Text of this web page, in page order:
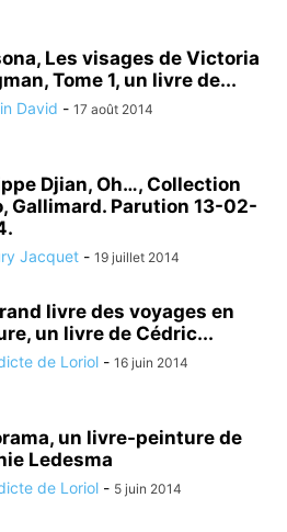
Les visages de Victoria
Tome 1, un livre de...
David - 17 août 2014
Djian, Oh…, Collection
Gallimard. Parution 13-02-
Jacquet - 19 juillet 2014
livre des voyages en
un livre de Cédric...
de Loriol - 16 juin 2014
un livre-peinture de
Ledesma
de Loriol - 5 juin 2014